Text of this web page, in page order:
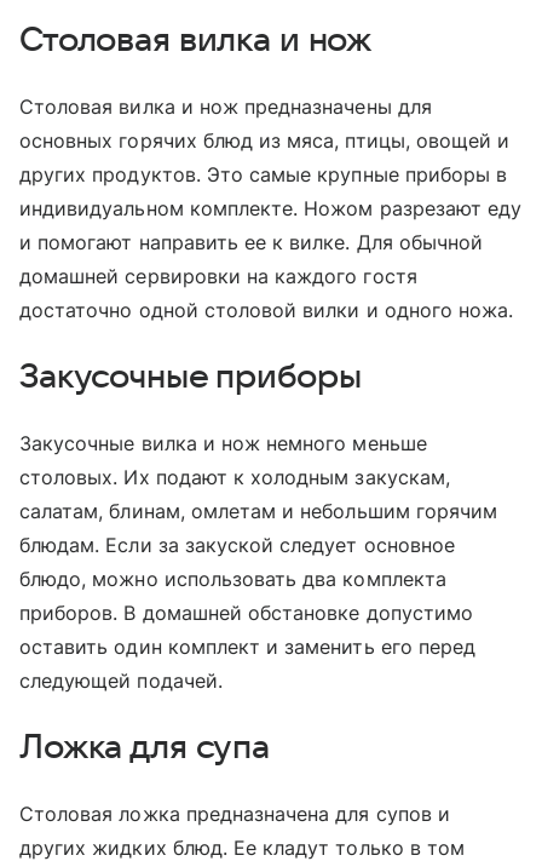
Столовая вилка и нож
Столовая вилка и нож предназначены для
основных горячих блюд из мяса, птицы, овощей и
других продуктов. Это самые крупные приборы в
индивидуальном комплекте. Ножом разрезают еду
и помогают направить ее к вилке. Для обычной
домашней сервировки на каждого гостя
достаточно одной столовой вилки и одного ножа.
Закусочные приборы
Закусочные вилка и нож немного меньше
столовых. Их подают к холодным закускам,
салатам, блинам, омлетам и небольшим горячим
блюдам. Если за закуской следует основное
блюдо, можно использовать два комплекта
приборов. В домашней обстановке допустимо
оставить один комплект и заменить его перед
следующей подачей.
Ложка для супа
Столовая ложка предназначена для супов и
других жидких блюд. Ее кладут только в том